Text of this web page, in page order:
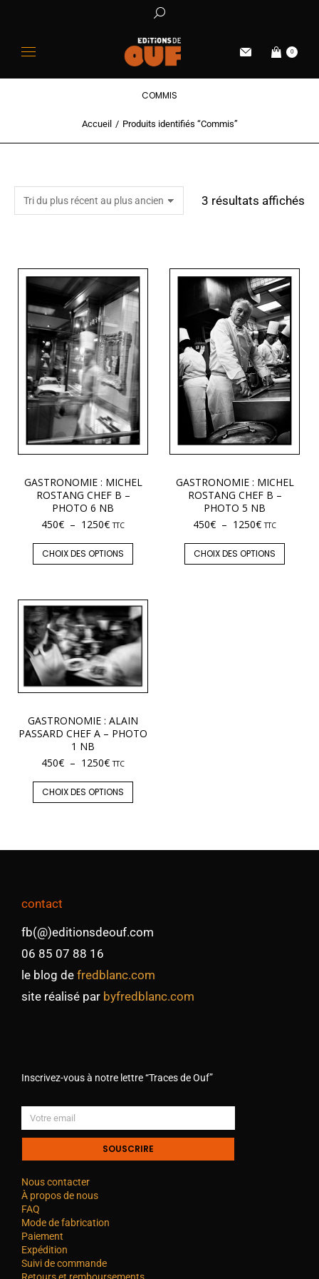
0
COMMIS
Vous êtes ici :Accueil Produits identifiés “Commis”
3 résultats affichés
GASTRONOMIE : MICHEL
ROSTANG CHEF B –
PHOTO 6 NB
450€ – 1250€ TTC
CHOIX DES OPTIONS
GASTRONOMIE : MICHEL
ROSTANG CHEF B –
PHOTO 5 NB
450€ – 1250€ TTC
CHOIX DES OPTIONS
GASTRONOMIE : ALAIN
PASSARD CHEF A – PHOTO
1 NB
450€ – 1250€ TTC
CHOIX DES OPTIONS
contact
fb(@)editionsdeouf.com
06 85 07 88 16
le blog de fredblanc.com
site réalisé par byfredblanc.com
Inscrivez-vous à notre lettre “Traces de Ouf”
SOUSCRIRE
Nous contacter
À propos de nous
FAQ
Mode de fabrication
Paiement
Expédition
Suivi de commande